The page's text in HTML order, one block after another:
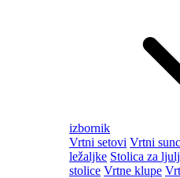
izbornik
Vrtni setovi Vrtni
ležaljke Stolica za
stolice Vrtne klupe